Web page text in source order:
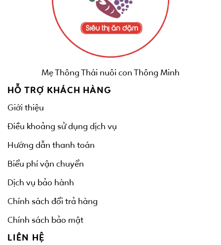
Mẹ Thông Thái nuôi con Thông Minh
HỖ TRỢ KHÁCH HÀNG
Giới thiệu
Điều khoảng sử dụng dịch vụ
Hướng dẫn thanh toán
Biểu phí vận chuyển
Dịch vụ bảo hành
Chính sách đổi trả hàng
Chính sách bảo mật
LIÊN HỆ